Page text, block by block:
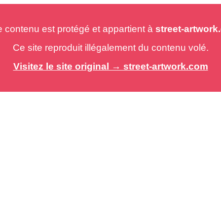
est protégé et appartient à street-
Ce site reproduit illégalement du contenu volé.
Visitez le site original → street-artwork.com